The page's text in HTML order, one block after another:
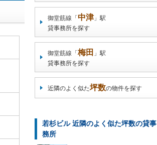
御堂筋線「 中津 」駅
貸事務所を探す
御堂筋線「 梅田 」駅
貸事務所を探す
近隣のよく似た坪数の物件を探す
若杉ビル 近隣のよく似た坪数の貸事
務所